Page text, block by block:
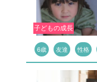
子どもの成長
6歳 友達 性格